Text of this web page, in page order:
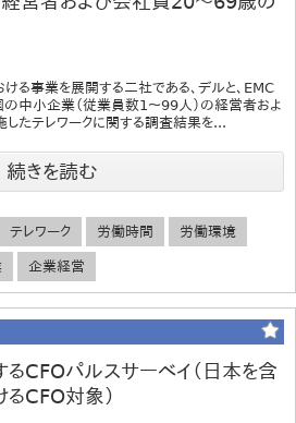
る事業を展開する二社である、デルと、EMC
中小企業（従業員数1～99人）の経営者およ
たテレワークに関する調査結果を...
続きを読む
テレワーク 労働時間 労働環境
企業経営
CFOパルスサーベイ（日本を含
CFO対象）